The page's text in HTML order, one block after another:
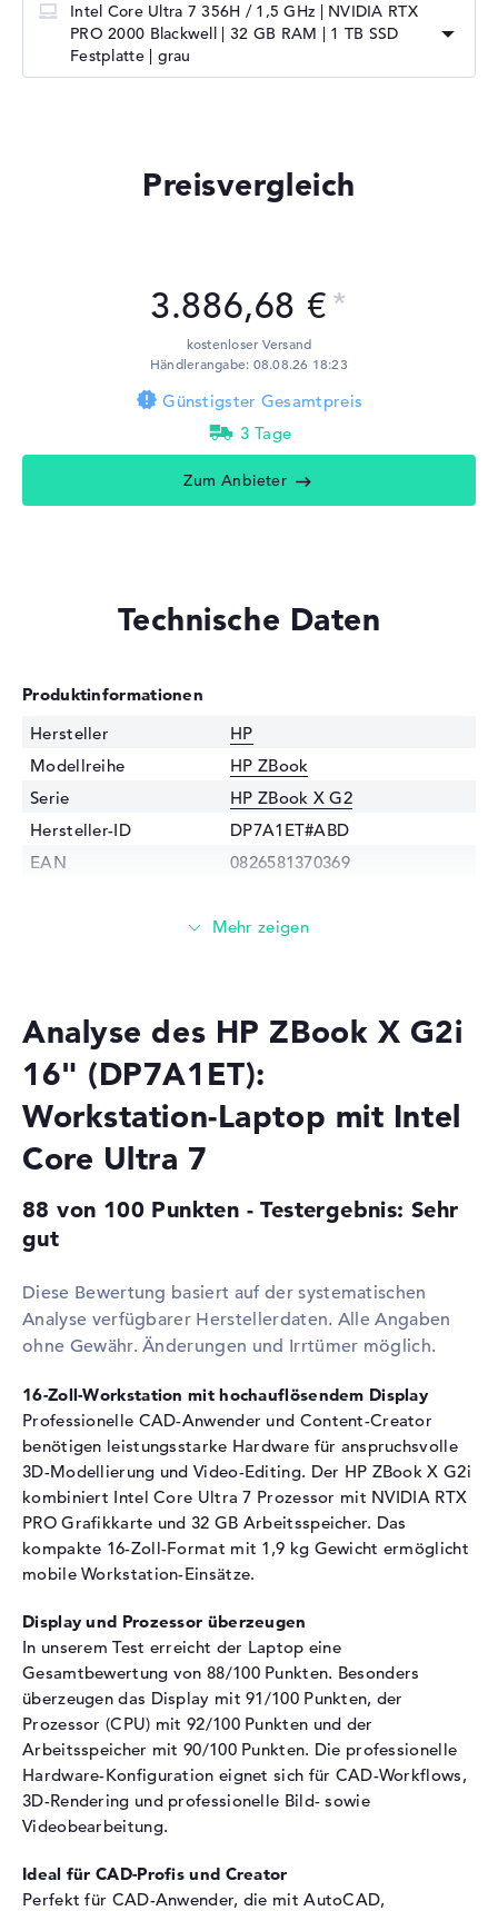
Intel Core Ultra 7 356H / 1,5 GHz | NVIDIA RTX
PRO 2000 Blackwell | 32 GB RAM | 1 TB SSD
Festplatte | grau
Preisvergleich
3.886,68 €
kostenloser Versand
Händlerangabe: 08.08.26 18:23
Günstigster Gesamtpreis
3 Tage
Zum Anbieter
Technische Daten
Produktinformationen
Hersteller
HP
Modellreihe
HP ZBook
Serie
HP ZBook X G2
Hersteller-ID
DP7A1ET#ABD
EAN
0826581370369
Intel Core Ultra 7 356H / 1,5
Technologie
Cache
18 MB (L3-Cache)
Grafikkarte
Grafikprozessor
NVIDIA RTX PRO 2000
2. Grafikkarte
Intel Graphics 4 Xe3 2,45 GHz
1. Steckplatz
16 GB
2. Steckplatz
16 GB
Festplatte
Festplatte
1 TB SSD
Schnittstelle
PCIe
Optische Speicher
Display
Display-Typ
16" TFT
Max. Auflösung
2560 x 1600
Auflösungstyp
WQXGA
Besonderheiten
Display, entspiegelt, LED-
Hintergrundbeleuchtung, IPS
Panel, DCI-P3
Unterstützte Flash-
Kartenleser vorhanden
Analyse des HP ZBook X G2i
16" (DP7A1ET):
Workstation-Laptop mit Intel
Core Ultra 7
88 von 100 Punkten - Testergebnis: Sehr
gut
Diese Bewertung basiert auf der systematischen
Analyse verfügbarer Herstellerdaten. Alle Angaben
ohne Gewähr. Änderungen und Irrtümer möglich.
16-Zoll-Workstation mit hochauflösendem Display
Professionelle CAD-Anwender und Content-Creator
benötigen leistungsstarke Hardware für anspruchsvolle
3D-Modellierung und Video-Editing. Der HP ZBook X G2i
kombiniert Intel Core Ultra 7 Prozessor mit NVIDIA RTX
PRO Grafikkarte und 32 GB Arbeitsspeicher. Das
kompakte 16-Zoll-Format mit 1,9 kg Gewicht ermöglicht
mobile Workstation-Einsätze.
Display und Prozessor überzeugen
In unserem Test erreicht der Laptop eine
Gesamtbewertung von 88/100 Punkten. Besonders
überzeugen das Display mit 91/100 Punkten, der
Prozessor (CPU) mit 92/100 Punkten und der
Arbeitsspeicher mit 90/100 Punkten. Die professionelle
Hardware-Konfiguration eignet sich für CAD-Workflows,
3D-Rendering und professionelle Bild- sowie
Videobearbeitung.
Ideal für CAD-Profis und Creator
Perfekt für CAD-Anwender, die mit AutoCAD,